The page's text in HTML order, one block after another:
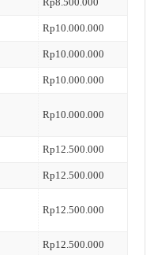
Rp10.000.000
Rp10.000.000
Rp10.000.000
Rp10.000.000
Rp12.500.000
Rp12.500.000
Rp12.500.000
Rp12.500.000